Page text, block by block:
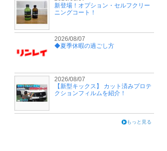
新登場！オプション・セルフクリー
ニングコート！
2026/08/07
◆夏季休暇の過ごし方
2026/08/07
【新型キックス】 カット済みプロテ
クションフィルムを紹介！
もっと見る